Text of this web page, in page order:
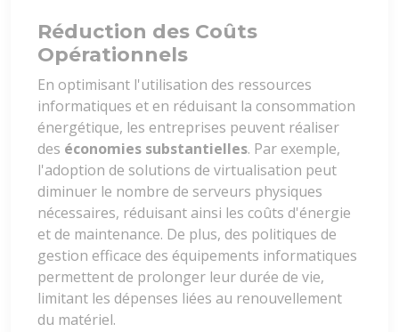
Réduction des Coûts
Opérationnels
En optimisant l'utilisation des ressources
informatiques et en réduisant la consommation
énergétique, les entreprises peuvent réaliser
des économies substantielles. Par exemple,
l'adoption de solutions de virtualisation peut
diminuer le nombre de serveurs physiques
nécessaires, réduisant ainsi les coûts d'énergie
et de maintenance. De plus, des politiques de
gestion efficace des équipements informatiques
permettent de prolonger leur durée de vie,
limitant les dépenses liées au renouvellement
du matériel.